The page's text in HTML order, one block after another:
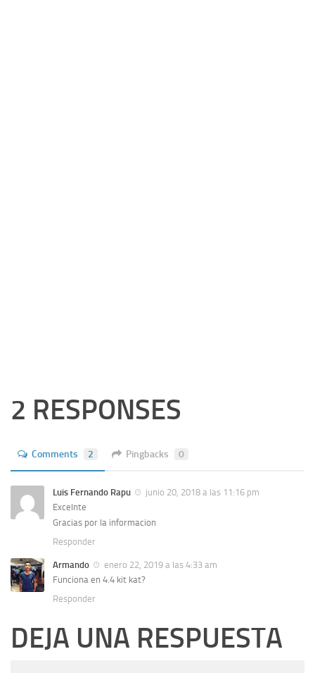
2 RESPONSES
Comments 2 Pingbacks 0
Luis Fernando Rapu
junio 20, 2018 a las 11:16 pm
Excelnte
Gracias por la informacion
Responder
Armando
enero 22, 2019 a las 4:33 am
Funciona en 4.4 kit kat?
Responder
DEJA UNA RESPUESTA